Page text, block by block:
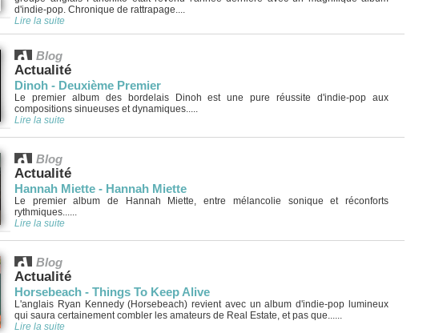
d'indie-pop. Chronique de rattrapage....
Lire la suite
Blog
Actualité
Dinoh - Deuxième Premier
Le premier album des bordelais Dinoh est une pure réussite d'indie-pop aux
compositions sinueuses et dynamiques.....
Lire la suite
Blog
Actualité
Hannah Miette - Hannah Miette
Le premier album de Hannah Miette, entre mélancolie sonique et réconforts
rythmiques......
Lire la suite
Blog
Actualité
Horsebeach - Things To Keep Alive
L'anglais Ryan Kennedy (Horsebeach) revient avec un album d'indie-pop lumineux
qui saura certainement combler les amateurs de Real Estate, et pas que......
Lire la suite